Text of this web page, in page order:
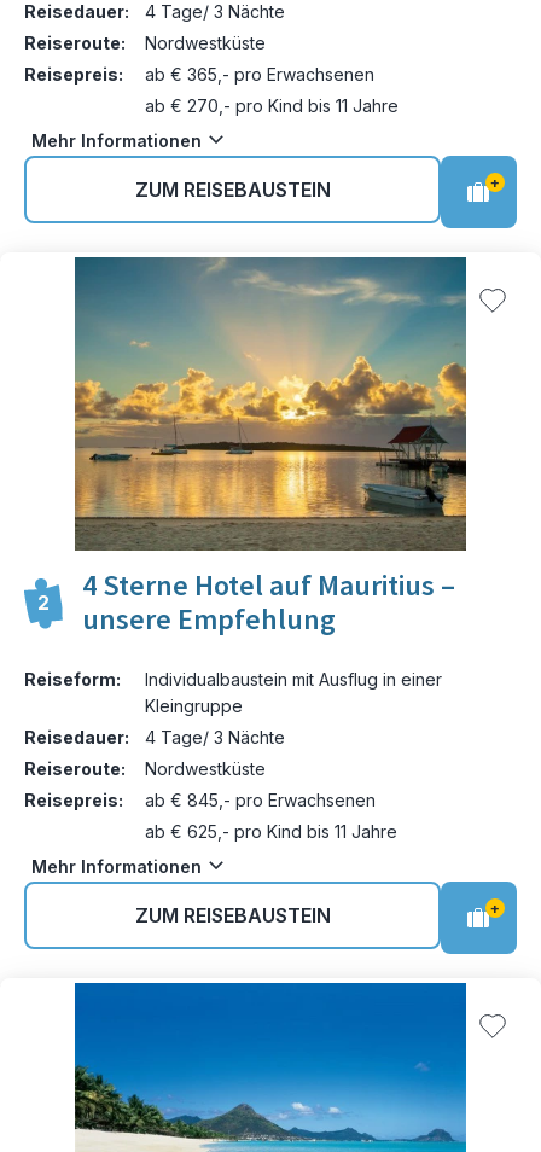
Reisedauer:
4 Tage/ 3 Nächte
Reiseroute:
Nordwestküste
Reisepreis:
ab € 365,- pro Erwachsenen
ab € 270,- pro Kind bis 11 Jahre
Mehr Informationen
ZUM REISEBAUSTEIN +
2
4 Sterne Hotel auf Mauritius –
unsere Empfehlung
Reiseform:
Individualbaustein mit Ausflug in einer
Kleingruppe
Reisedauer:
4 Tage/ 3 Nächte
Reiseroute:
Nordwestküste
Reisepreis:
ab € 845,- pro Erwachsenen
ab € 625,- pro Kind bis 11 Jahre
Mehr Informationen
ZUM REISEBAUSTEIN +